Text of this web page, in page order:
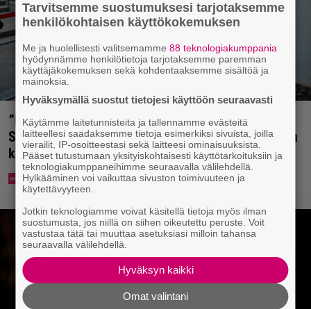
”Mitä isompi vehje, sen paremmin kulkee” –
Susanna Penttilä suuntasi Bangbussinsa Helsingin
keskustaan
Tarvitsemme suostumuksesi tarjotaksemme
henkilökohtaisen käyttökokemuksen
Me ja huolellisesti valitsemamme88 teknologiakumppania
hyödynnämme henkilötietoja tarjotaksemme paremman
käyttäjäkokemuksen sekä kohdentaaksemme sisältöä ja
mainoksia.
Hyväksymällä suostut tietojesi käyttöön seuraavasti
Käytämme laitetunnisteita ja tallennamme evästeitä
laitteellesi saadaksemme tietoja esimerkiksi sivuista, joilla
vierailit, IP-osoitteestasi sekä laitteesi ominaisuuksista.
Pääset tutustumaan yksityiskohtaisesti käyttötarkoituksiin ja
teknologiakumppaneihimme seuraavalla välilehdellä.
Hylkääminen voi vaikuttaa sivuston toimivuuteen ja
käytettävyyteen.
Jotkin teknologiamme voivat käsitellä tietoja myös ilman
suostumusta, jos niillä on siihen oikeutettu peruste. Voit
vastustaa tätä tai muuttaa asetuksiasi milloin tahansa
seuraavalla välilehdellä.
Hyväksyn kaikki
Omat valintani